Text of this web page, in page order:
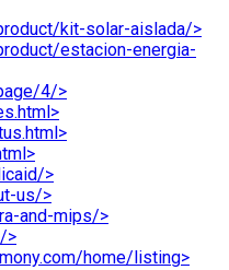
kit-solar-aislada/>
estacion-energia-
4/>
>
us/>
and-mips/>
>
home/listing>